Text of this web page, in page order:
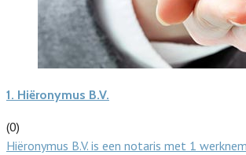
1. Hiëronymus B.V.
(0)
Hiëronymus B.V. is een notaris met 1